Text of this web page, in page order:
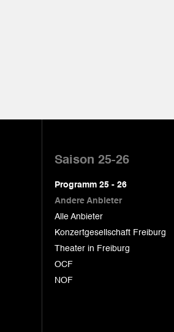
Saison 25-26
Programm 25 - 26
Andere Anbieter
Alle Anbieter
Konzertgesellschaft Freiburg
Theater in Freiburg
OCF
NOF